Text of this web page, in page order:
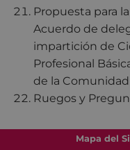
Propuesta para
Acuerdo de
impartición de
Profesional
de la
Ruegos y
Mapa del